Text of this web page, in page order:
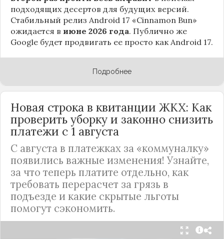
подходящих десертов для будущих версий.
Стабильный релиз Android 17 «Cinnamon Bun»
ожидается в июне 2026 года. Публично же
Google будет продвигать ее просто как Android 17.
Подробнее
Новая строка в квитанции ЖКХ: Как
проверить уборку и законно снизить
платежи с 1 августа
С августа в платежках за «коммуналку»
появились важные изменения! Узнайте,
за что теперь платите отдельно, как
требовать перерасчет за грязь в
подъезде и какие скрытые льготы
помогут сэкономить.